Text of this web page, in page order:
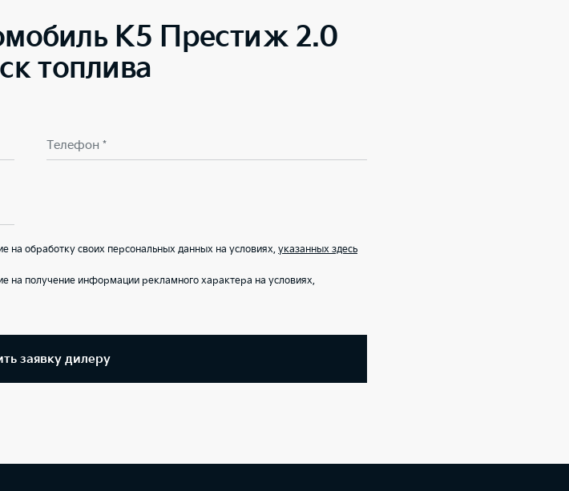
K5 Престиж 2.0
топлива
Телефон *
обработку своих персональных данных на условиях, указанных здесь
получение информации рекламного характера на условиях,
заявку дилеру